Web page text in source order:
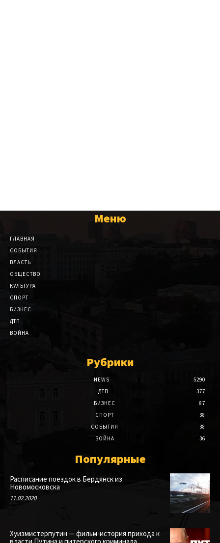
Меню
ГЛАВНАЯ
СОБЫТИЯ
ВЛАСТЬ
ОБЩЕСТВО
КУЛЬТУРА
СПОРТ
БИЗНЕС
ДТП
ВОЙНА
Рубрики
NEWS
5290
ДТП
377
БИЗНЕС
87
СПОРТ
38
СОБЫТИЯ
38
ВОЙНА
36
Популярные
Расписание поездок в Бердянск из
Новомосковска
11.02.2020
Хуизмистерпутин — фильм-история прихода к